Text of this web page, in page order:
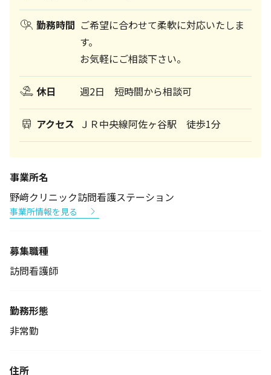
勤務時間 ご希望に合わせて柔軟に対応いたしま
す。
お気軽にご相談下さい。
休日 週2日 短時間から相談可
アクセス ＪＲ中央線阿佐ヶ谷駅 徒歩1分
事業所名
野﨑クリニック訪問看護ステーション
事業所情報を見る
募集職種
訪問看護師
勤務形態
非常勤
住所